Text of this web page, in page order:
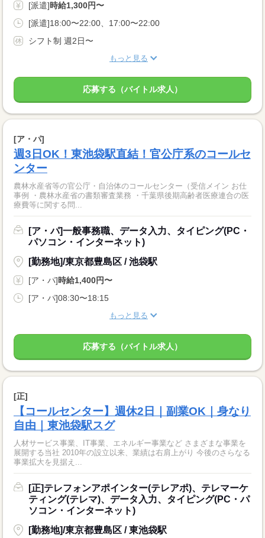
[派遣]時給1,300円〜
[派遣]18:00〜22:00、17:00〜22:00
シフト制 週2日〜
もっと見る
応募する（バイトル求人）
[ア・パ]
週3日OK！東池袋駅直結！官公庁系のコールセ
ンター
農林水産省等の官公庁・自治体のコールセンター（受信メイン お仕
事例 ・農林水産省の書類審査業務 ・千葉県後期高齢者医療連合の医
療費等に関する問...
[ア・パ]一般事務職、データ入力、タイピング(PC・
パソコン・インターネット)
[勤務地]/東京都豊島区 / 池袋駅
[ア・パ]時給1,400円〜
[ア・パ]08:30〜18:15
もっと見る
応募する（バイトル求人）
[正]
【コールセンター】週休2日｜副業OK｜身なり
自由｜東池袋駅スグ
人材サービス事業、IT事業、エネルギー事業など さまざまな事業を
展開する当社 2010年の設立以来、業績は右肩上がり 今後のさらなる
事業拡大を見据え...
[正]テレフォンアポインター(テレアポ)、テレマーケ
ティング(テレマ)、データ入力、タイピング(PC・パ
ソコン・インターネット)
[勤務地]/東京都豊島区 / 東池袋駅